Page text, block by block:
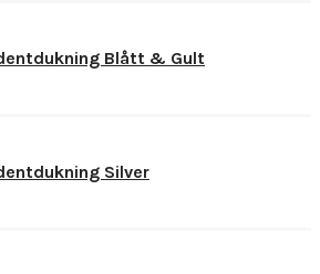
Blått & Gult
Silver